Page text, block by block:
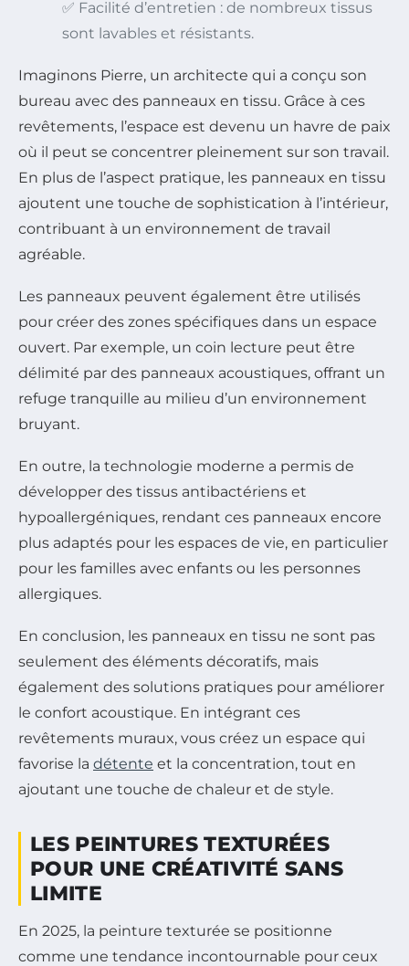
✅ Facilité d’entretien : de nombreux tissus
sont lavables et résistants.
Imaginons Pierre, un architecte qui a conçu son
bureau avec des panneaux en tissu. Grâce à ces
revêtements, l’espace est devenu un havre de paix
où il peut se concentrer pleinement sur son travail.
En plus de l’aspect pratique, les panneaux en tissu
ajoutent une touche de sophistication à l’intérieur,
contribuant à un environnement de travail
agréable.
Les panneaux peuvent également être utilisés
pour créer des zones spécifiques dans un espace
ouvert. Par exemple, un coin lecture peut être
délimité par des panneaux acoustiques, offrant un
refuge tranquille au milieu d’un environnement
bruyant.
En outre, la technologie moderne a permis de
développer des tissus antibactériens et
hypoallergéniques, rendant ces panneaux encore
plus adaptés pour les espaces de vie, en particulier
pour les familles avec enfants ou les personnes
allergiques.
En conclusion, les panneaux en tissu ne sont pas
seulement des éléments décoratifs, mais
également des solutions pratiques pour améliorer
le confort acoustique. En intégrant ces
revêtements muraux, vous créez un espace qui
favorise la détente et la concentration, tout en
ajoutant une touche de chaleur et de style.
LES PEINTURES TEXTURÉES
POUR UNE CRÉATIVITÉ SANS
LIMITE
En 2025, la peinture texturée se positionne
comme une tendance incontournable pour ceux